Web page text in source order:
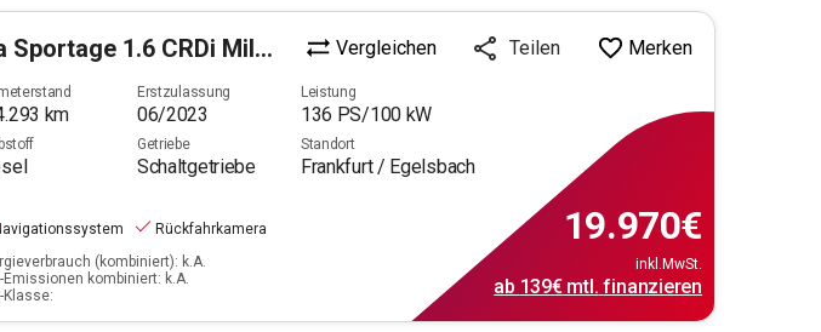
Sportage 1.6 CRDi Mild Hybrid Vision (EURO 6d) Vergleichen Teilen Merken
km
Erstzulassung
06/2023
Leistung
136 PS/100 kW
Getriebe
Schaltgetriebe
Standort
Frankfurt / Egelsbach
Rückfahrkamera
(kombiniert): k.A.
Emissionen kombiniert: k.A.
Klasse:
19.970€
inkl.MwSt.
ab 139€mtl. finanzieren